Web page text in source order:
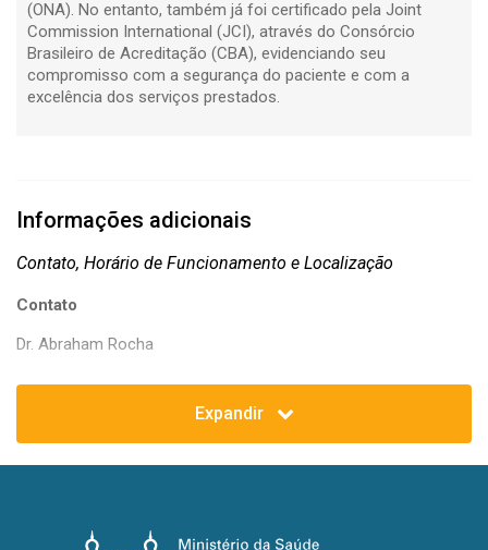
(ONA). No entanto, também já foi certificado pela Joint
Commission International (JCI), através do Consórcio
Brasileiro de Acreditação (CBA), evidenciando seu
compromisso com a segurança do paciente e com a
excelência dos serviços prestados.
Informações adicionais
Contato, Horário de Funcionamento e Localização
Contato
Dr. Abraham Rocha
Coordenador do Serviço de Referência Nacional em Filarioses
Vice coordenador do Serviço de Referência Nacional em
Expandir